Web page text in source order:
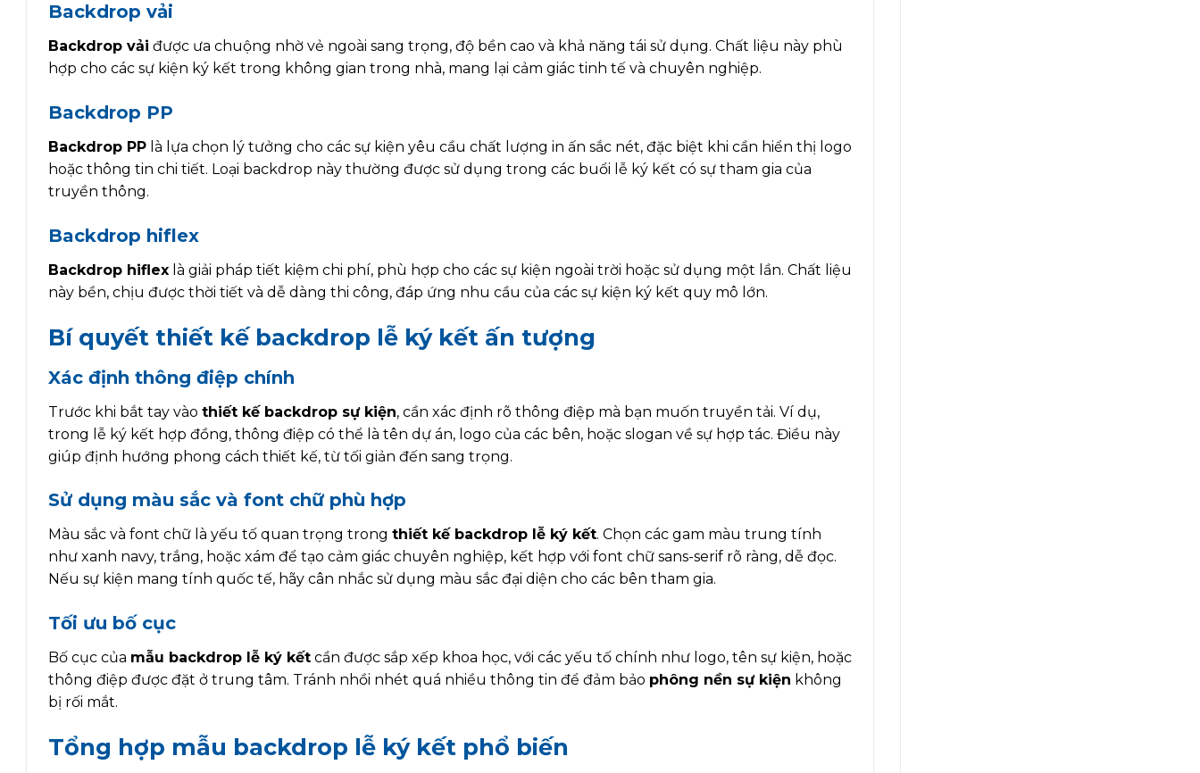
Backdrop vải
Backdrop vải được ưa chuộng nhờ vẻ ngoài sang trọng, độ bền cao và khả năng tái sử dụng. Chất liệu này phù
hợp cho các sự kiện ký kết trong không gian trong nhà, mang lại cảm giác tinh tế và chuyên nghiệp.
Backdrop PP
Backdrop PP là lựa chọn lý tưởng cho các sự kiện yêu cầu chất lượng in ấn sắc nét, đặc biệt khi cần hiển thị logo
hoặc thông tin chi tiết. Loại backdrop này thường được sử dụng trong các buổi lễ ký kết có sự tham gia của
truyền thông.
Backdrop hiflex
Backdrop hiflex là giải pháp tiết kiệm chi phí, phù hợp cho các sự kiện ngoài trời hoặc sử dụng một lần. Chất liệu
này bền, chịu được thời tiết và dễ dàng thi công, đáp ứng nhu cầu của các sự kiện ký kết quy mô lớn.
Bí quyết thiết kế backdrop lễ ký kết ấn tượng
Xác định thông điệp chính
Trước khi bắt tay vào thiết kế backdrop sự kiện, cần xác định rõ thông điệp mà bạn muốn truyền tải. Ví dụ,
trong lễ ký kết hợp đồng, thông điệp có thể là tên dự án, logo của các bên, hoặc slogan về sự hợp tác. Điều này
giúp định hướng phong cách thiết kế, từ tối giản đến sang trọng.
Sử dụng màu sắc và font chữ phù hợp
Màu sắc và font chữ là yếu tố quan trọng trong thiết kế backdrop lễ ký kết. Chọn các gam màu trung tính
như xanh navy, trắng, hoặc xám để tạo cảm giác chuyên nghiệp, kết hợp với font chữ sans-serif rõ ràng, dễ đọc.
Nếu sự kiện mang tính quốc tế, hãy cân nhắc sử dụng màu sắc đại diện cho các bên tham gia.
Tối ưu bố cục
Bố cục của mẫu backdrop lễ ký kết cần được sắp xếp khoa học, với các yếu tố chính như logo, tên sự kiện, hoặc
thông điệp được đặt ở trung tâm. Tránh nhồi nhét quá nhiều thông tin để đảm bảo phông nền sự kiện không
bị rối mắt.
Tổng hợp mẫu backdrop lễ ký kết phổ biến